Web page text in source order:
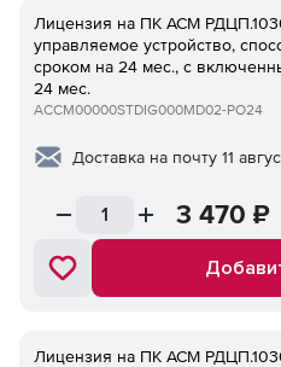
Лицензия на ПК ACM
управляемое устройство,
сроком на 24 мес., с
24 мес.
ACCM00000STDIG000MD02-PO24
Доставка на почту 11
3 470 ₽
Лицензия на ПК ACM